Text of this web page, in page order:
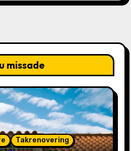
missade
Takrenovering